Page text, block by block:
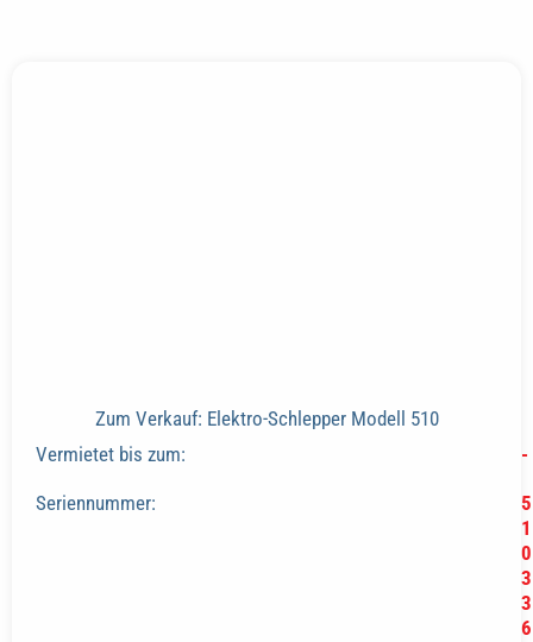
Zum Verkauf: Elektro-Schlepper Modell 510
Vermietet bis zum:
-
Seriennummer:
5
1
0
3
3
6